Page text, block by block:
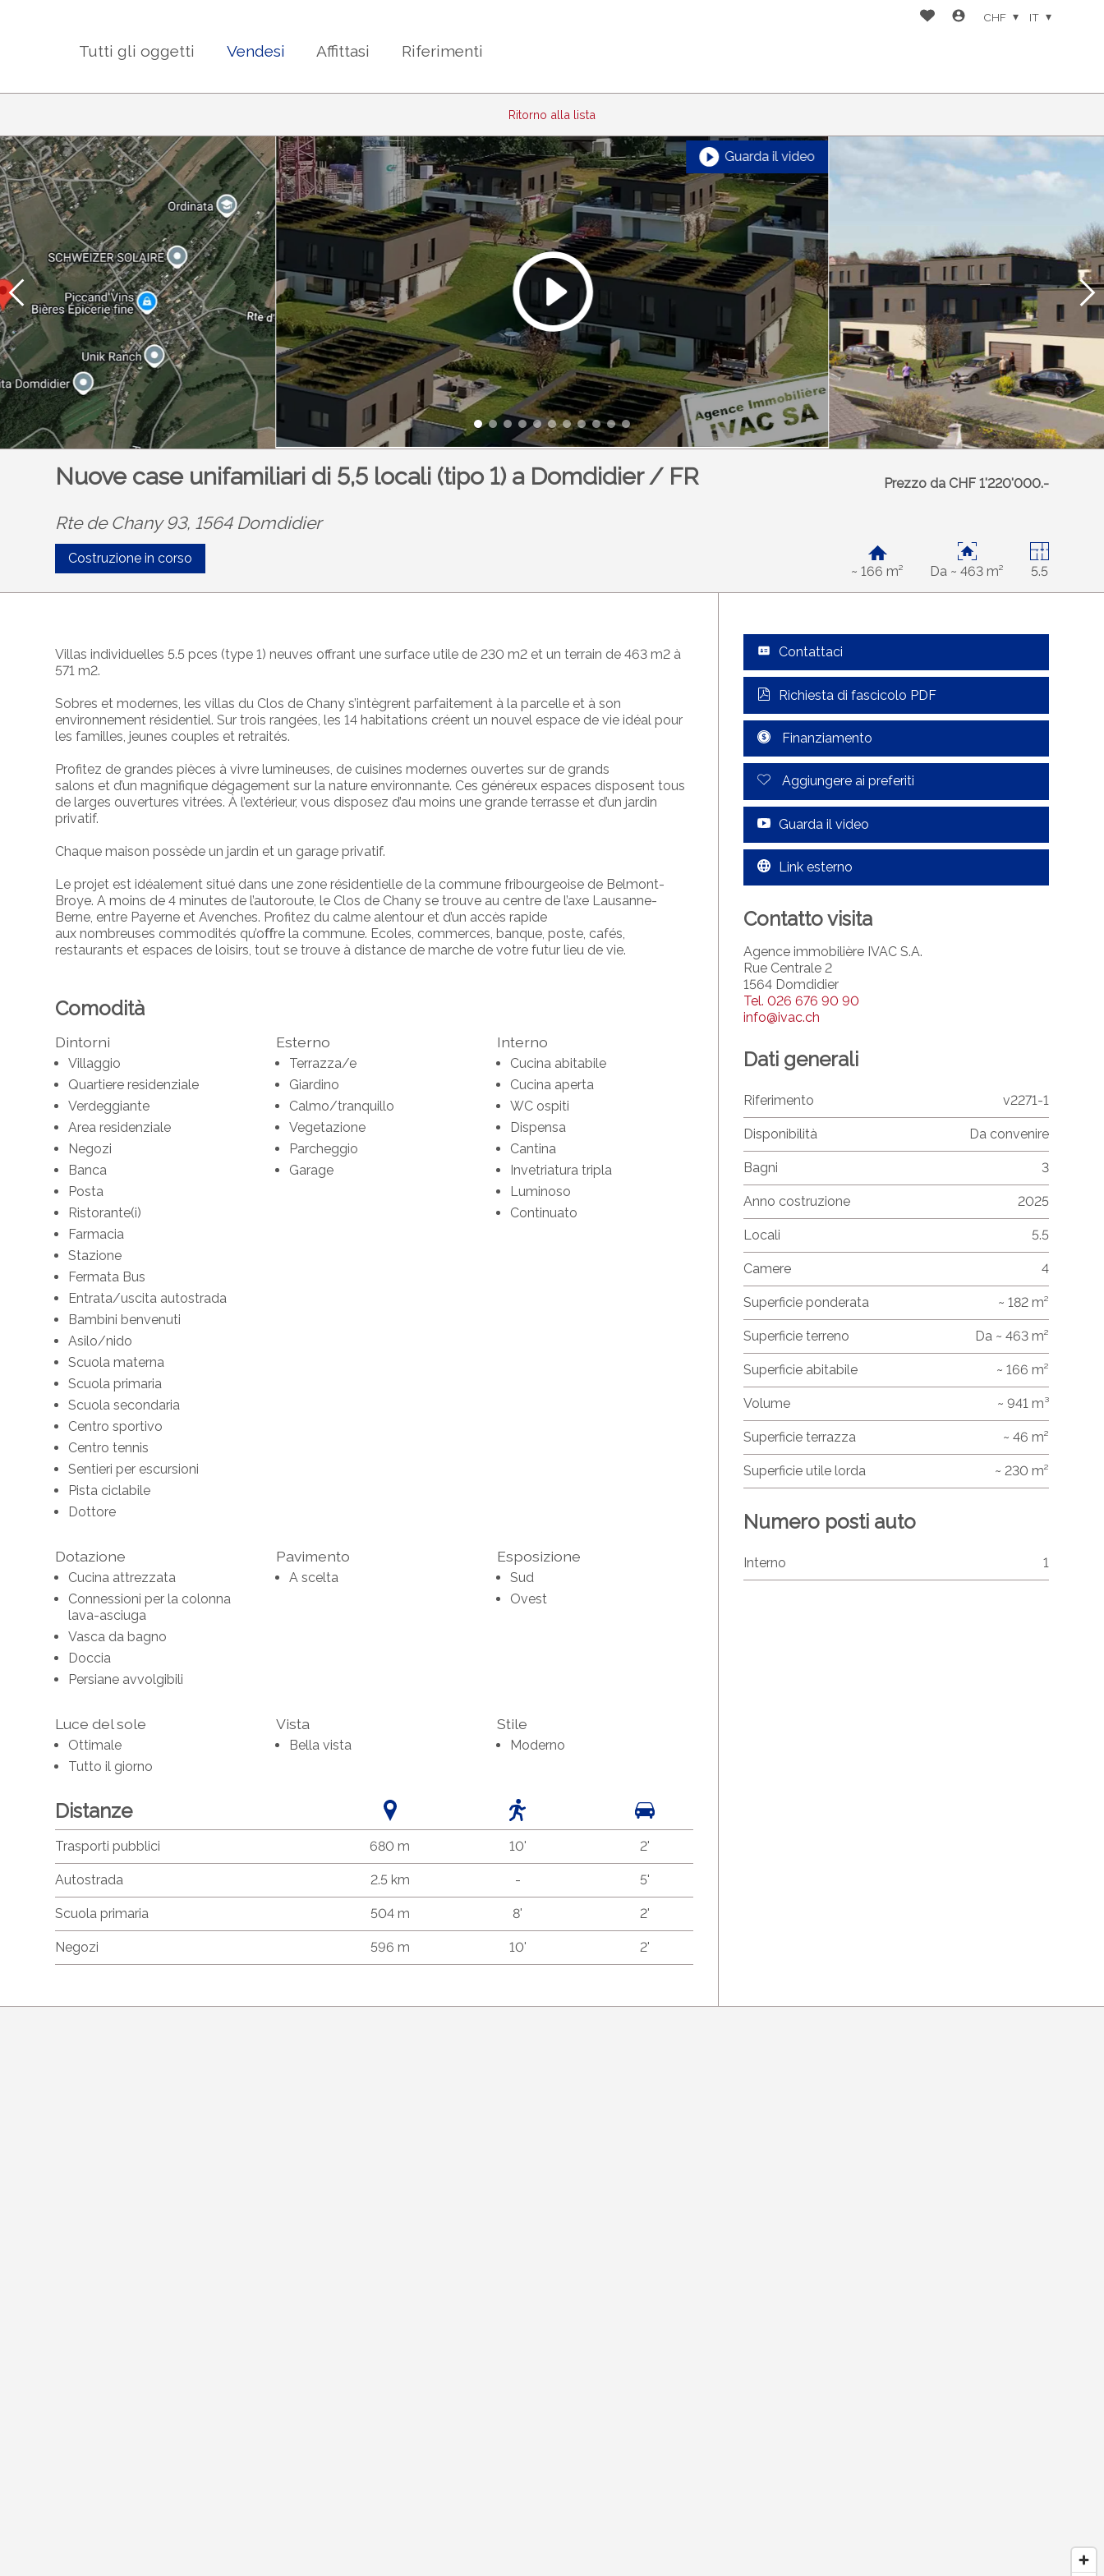
Tutti gli oggetti Vendesi Affittasi Riferimenti
CHF IT
Ritorno alla lista
Guarda il video
Nuove case unifamiliari di 5,5 locali (tipo 1) a Domdidier / FR Prezzo da CHF 1'220'000.-
Rte de Chany 93, 1564 Domdidier
Costruzione in corso
~ 166 m²
Da ~ 463 m² 5.5
Villas individuelles 5.5 pces (type 1) neuves offrant une surface utile de 230 m2 et un terrain de 463 m2 à
571 m2.
Sobres et modernes, les villas du Clos de Chany s’intègrent parfaitement à la parcelle et à son
environnement résidentiel. Sur trois rangées, les 14 habitations créent un nouvel espace de vie idéal pour
les familles, jeunes couples et retraités.
Profitez de grandes pièces à vivre lumineuses, de cuisinesmodernes ouvertes sur de grands
salons et d’un magnifique dégagement sur la nature environnante. Ces généreux espaces disposent tous
delarges ouvertures vitrées. À l’extérieur, vous disposez d’au moins une grande terrasse et d’un jardin
privatif.
Chaque maison possède un jardin et un garage privatif.
Le projet est idéalement situé dans une zone résidentielle de la commune fribourgeoise de Belmont-
Broye. A moins de 4 minutes de l’autoroute, le Clos de Chany se trouve au centre de l’axe Lausanne-
Berne, entre Payerne et Avenches. Profitez du calme alentour et d’un accès rapide
aux nombreuses commodités qu’oﬀre la commune. Ecoles, commerces, banque, poste, cafés,
restaurants et espaces de loisirs, tout se trouve à distance de marche de votre futur lieu de vie.
Comodità
Dintorni
Villaggio
Quartiere residenziale
Verdeggiante
Area residenziale
Negozi
Banca
Posta
Ristorante(i)
Farmacia
Stazione
Fermata Bus
Entrata/uscita autostrada
Bambini benvenuti
Asilo/nido
Scuola materna
Scuola primaria
Scuola secondaria
Centro sportivo
Centro tennis
Sentieri per escursioni
Pista ciclabile
Dottore
Esterno
Terrazza/e
Giardino
Calmo/tranquillo
Vegetazione
Parcheggio
Garage
Interno
Cucina abitabile
Cucina aperta
WC ospiti
Dispensa
Cantina
Invetriatura tripla
Luminoso
Continuato
Dotazione
Cucina attrezzata
Connessioni per la colonna
lava-asciuga
Vasca da bagno
Doccia
Persiane avvolgibili
Pavimento
A scelta
Esposizione
Sud
Ovest
Luce del sole
Ottimale
Tutto il giorno
Vista
Bella vista
Stile
Moderno
Distanze
Trasporti pubblici 680 m 10' 2'
Autostrada 2.5 km - 5'
Scuola primaria 504 m 8' 2'
Negozi 596 m 10' 2'
Contattaci
Richiesta di fascicolo PDF
Finanziamento
Aggiungere ai preferiti
Guarda il video
Link esterno
Contatto visita
Agence immobilière IVAC S.A.
Rue Centrale 2
1564 Domdidier
Tel. 026 676 90 90
info@ivac.ch
Dati generali
Riferimento v2271-1
Disponibilità Da convenire
Bagni 3
Anno costruzione 2025
Locali 5.5
Camere 4
Superficie ponderata ~ 182 m²
Superficie terreno Da ~ 463 m²
Superficie abitabile ~ 166 m²
Volume ~ 941 m³
Superficie terrazza ~ 46 m²
Superficie utile lorda ~ 230 m²
Numero posti auto
Interno 1